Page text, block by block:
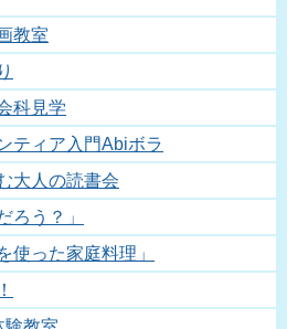
教室
科見学
ティア入門Abiボラ
大人の読書会
ろう？」
使った家庭料理」